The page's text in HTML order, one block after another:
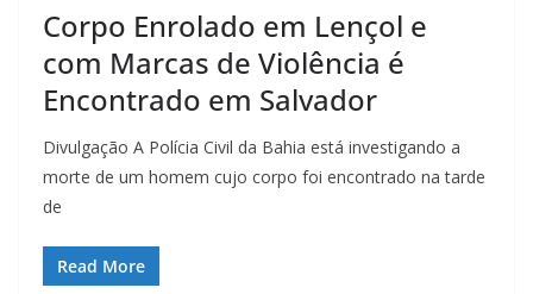
Corpo Enrolado em Lençol e
com Marcas de Violência é
Encontrado em Salvador
Divulgação A Polícia Civil da Bahia está investigando a
morte de um homem cujo corpo foi encontrado na tarde
de
Read More